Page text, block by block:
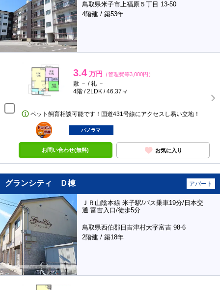
鳥取県米子市上福原５丁目 13-50
4階建 / 築53年
3.4 万円 （管理費等3,000円）
敷 － / 礼 －
4階 / 2LDK / 46.37㎡
ペット飼育相談可能です！国道431号線にアクセスし易い立地！
ポンタ
部屋
パノラマ
お問い合わせ(無料) お気に入り
グランシティ Ｄ棟 アパート
ＪＲ山陰本線 米子駅/バス乗車19分/日本交
通 富吉入口/徒歩5分
鳥取県西伯郡日吉津村大字富吉 98-6
2階建 / 築18年